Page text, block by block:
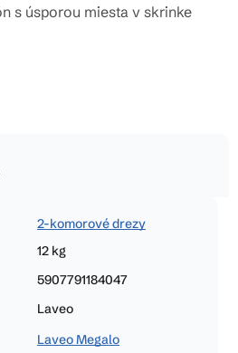
s úsporou miesta v skrinke
2-komorové drezy
12 kg
5907791184047
Laveo
Laveo Megalo